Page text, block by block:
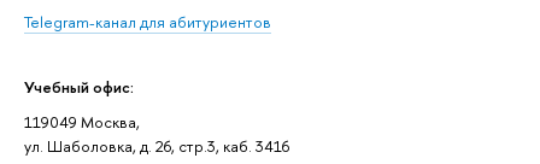
Telegram-канал для абитуриентов
Учебный офис:
119049 Москва,
ул. Шаболовка, д. 26, стр.3, каб. 3416